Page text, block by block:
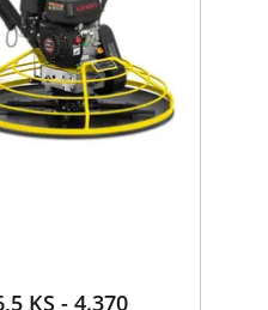
KS - 4.370